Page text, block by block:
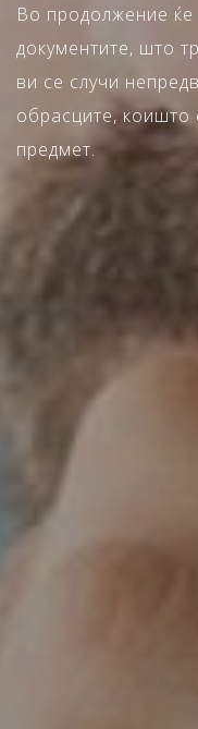
Во продолжение ќе
документите, што
ви се случи
обрасците,
предмет.